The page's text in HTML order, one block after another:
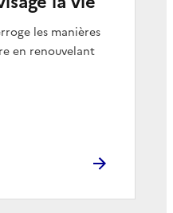
les manières
en renouvelant